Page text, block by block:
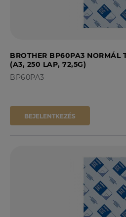
BROTHER BP60PA3 NORMÁL
(A3, 250 LAP, 72,5G)
BP60PA3
BEJELENTKEZÉS